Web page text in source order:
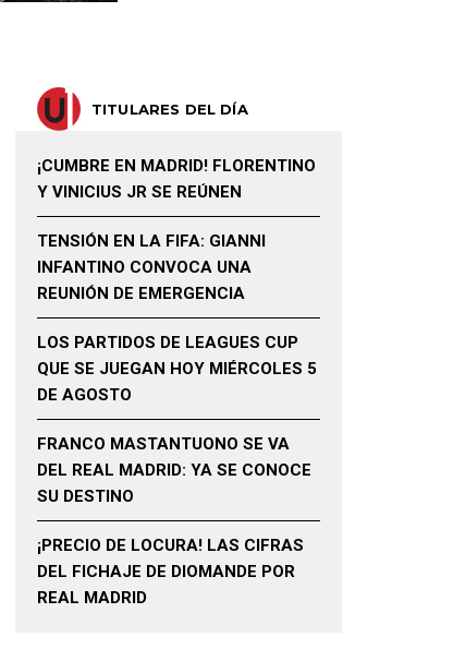
TITULARES DEL DÍA
¡CUMBRE EN MADRID! FLORENTINO
Y VINICIUS JR SE REÚNEN
TENSIÓN EN LA FIFA: GIANNI
INFANTINO CONVOCA UNA
REUNIÓN DE EMERGENCIA
LOS PARTIDOS DE LEAGUES CUP
QUE SE JUEGAN HOY MIÉRCOLES 5
DE AGOSTO
FRANCO MASTANTUONO SE VA
DEL REAL MADRID: YA SE CONOCE
SU DESTINO
¡PRECIO DE LOCURA! LAS CIFRAS
DEL FICHAJE DE DIOMANDE POR
REAL MADRID